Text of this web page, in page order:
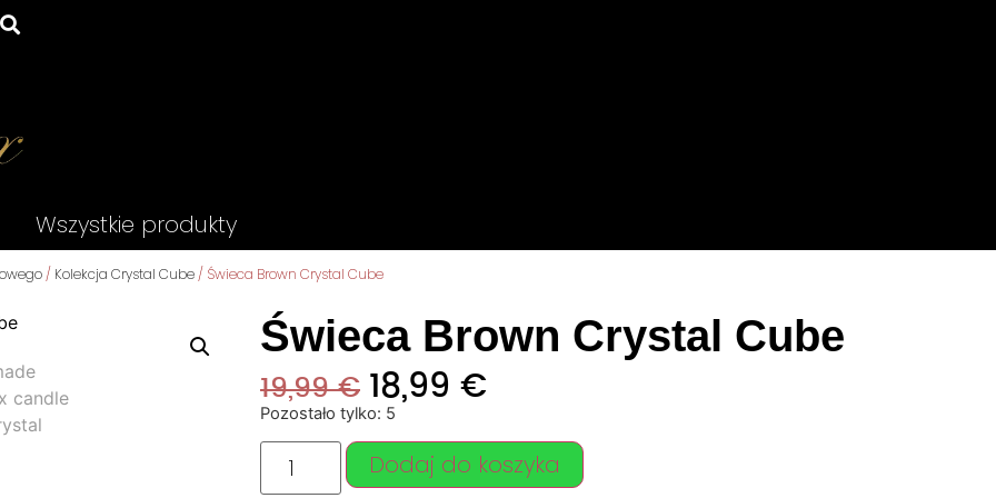
Wszystkie produkty
/ Kolekcja Crystal Cube/ Świeca Brown Crystal Cube
Świeca Brown Crystal Cube
19,99€ 18,99 €
Pozostało tylko: 5
Dodaj do koszyka